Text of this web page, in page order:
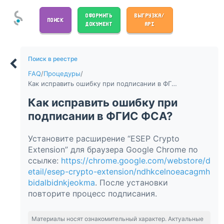
ПОИСК
ОФОРМИТЬ
ДОКУМЕНТ
ВЫГРУЗКА/
API
Поиск в реестре
FAQ/Процедуры/
Как исправить ошибку при подписании в ФГИС ФСА?
Как исправить ошибку при
подписании в ФГИС ФСА?
Установите расширение “ESEP Crypto
Extension” для браузера Google Chrome по
ссылке: https://chrome.google.com/webstore/d
etail/esep-crypto-extension/ndhkcelnoeacagmh
bidalbidnkjeokma. После установки
повторите процесс подписания.
Материалы носят ознакомительный характер. Актуальные